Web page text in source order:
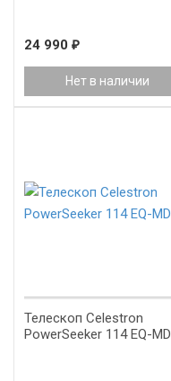
24 990 ₽
Нет в наличии
Телескоп Celestron
PowerSeeker 114 EQ-MD